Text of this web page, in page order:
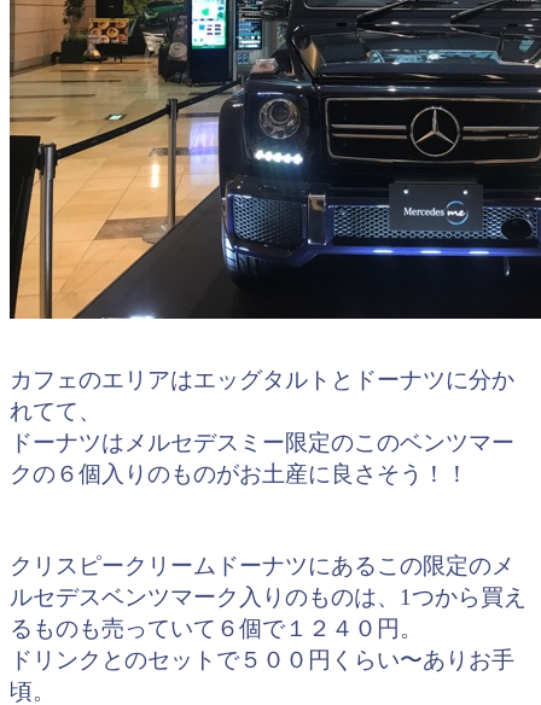
カフェのエリアはエッグタルトとドーナツに分か
れてて、
ドーナツはメルセデスミー限定のこのベンツマー
クの６個入りのものがお土産に良さそう！！
クリスピークリームドーナツにあるこの限定のメ
ルセデスベンツマーク入りのものは、1つから買え
るものも売っていて６個で１２４０円。
ドリンクとのセットで５００円くらい〜ありお手
頃。